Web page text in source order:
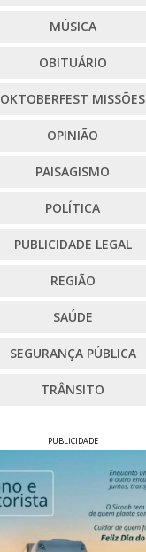
MÚSICA
OBITUÁRIO
OKTOBERFEST MISSÕES
OPINIÃO
PAISAGISMO
POLÍTICA
PUBLICIDADE LEGAL
REGIÃO
SAÚDE
SEGURANÇA PÚBLICA
TRÂNSITO
PUBLICIDADE